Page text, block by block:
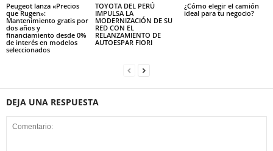
Peugeot lanza «Precios
que Rugen»:
Mantenimiento gratis por
dos años y
financiamiento desde 0%
de interés en modelos
seleccionados
TOYOTA DEL PERÚ
IMPULSA LA
MODERNIZACIÓN DE SU
RED CON EL
RELANZAMIENTO DE
AUTOESPAR FIORI
¿Cómo elegir el camión
ideal para tu negocio?
DEJA UNA RESPUESTA